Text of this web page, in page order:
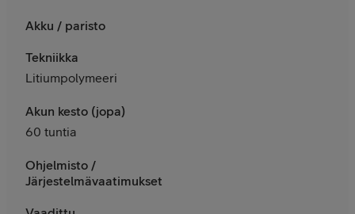
Akku / paristo
Tekniikka
Litiumpolymeeri
Akun kesto (jopa)
60 tuntia
Ohjelmisto /
Järjestelmävaatimukset